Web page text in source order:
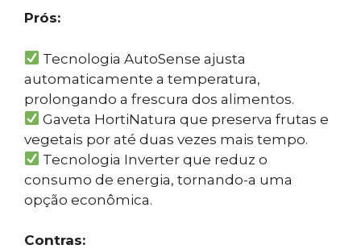
Prós:
Tecnologia AutoSense ajusta
automaticamente a temperatura,
prolongando a frescura dos alimentos.
Gaveta HortiNatura que preserva frutas e
vegetais por até duas vezes mais tempo.
Tecnologia Inverter que reduz o
consumo de energia, tornando-a uma
opção econômica.
Contras: